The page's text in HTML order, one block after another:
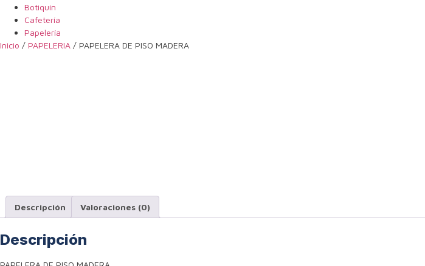
Botiquín
Cafetería
Papelería
Inicio / PAPELERIA / PAPELERA DE PISO MADERA
Descripción Valoraciones (0)
Descripción